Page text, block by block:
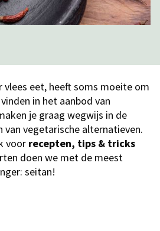
vlees eet, heeft soms moeite om
in het aanbod van
je graag wegwijs in de
vegetarische alternatieven.
voor recepten, tips & tricks
doen we met de meest
seitan!